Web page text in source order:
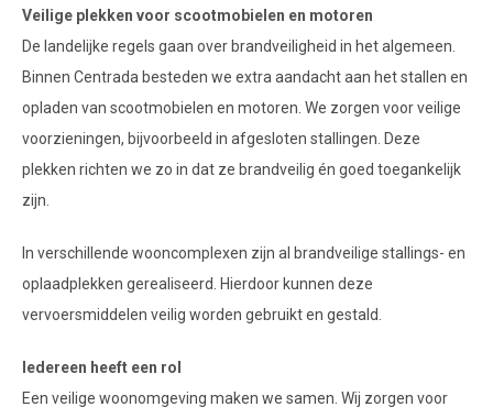
Veilige plekken voor scootmobielen en motoren
De landelijke regels gaan over brandveiligheid in het algemeen.
Binnen Centrada besteden we extra aandacht aan het stallen en
opladen van scootmobielen en motoren. We zorgen voor veilige
voorzieningen, bijvoorbeeld in afgesloten stallingen. Deze
plekken richten we zo in dat ze brandveilig én goed toegankelijk
zijn.
In verschillende wooncomplexen zijn al brandveilige stallings- en
oplaadplekken gerealiseerd. Hierdoor kunnen deze
vervoersmiddelen veilig worden gebruikt en gestald.
Iedereen heeft een rol
Een veilige woonomgeving maken we samen. Wij zorgen voor